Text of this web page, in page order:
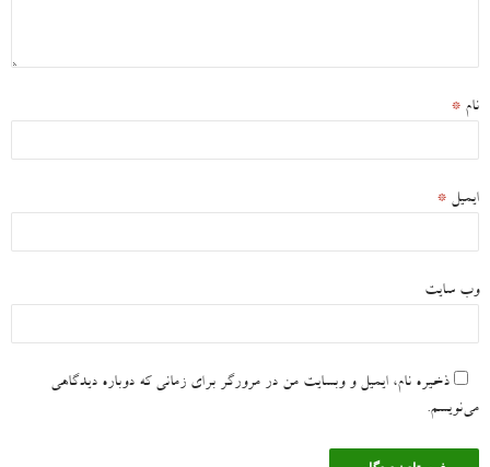
نام *
ایمیل *
وب‌ سایت
ذخیره نام، ایمیل و وبسایت من در مرورگر برای زمانی که دوباره دیدگاهی
می‌نویسم.